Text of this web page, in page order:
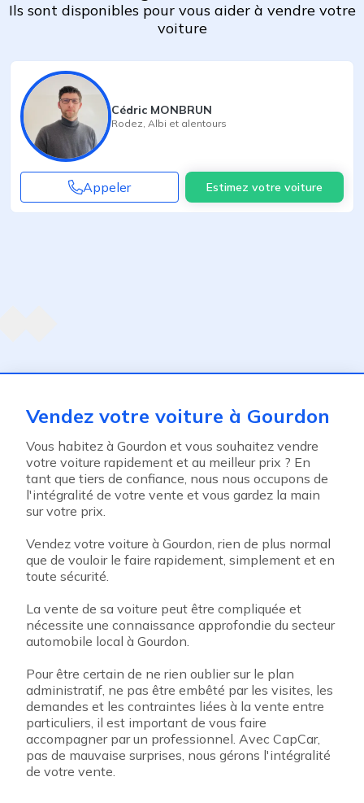
Ils sont disponibles pour vous aider à vendre votre
voiture
Cédric MONBRUN
Rodez Albi et alentours
Appeler Estimez votre voiture
Vendez votre voiture à Gourdon
Vous habitez à Gourdon et vous souhaitez vendre
votre voiture rapidement et au meilleur prix ? En
tant que tiers de confiance, nous nous occupons de
l'intégralité de votre vente et vous gardez la main
sur votre prix.
Vendez votre voiture à Gourdon, rien de plus normal
que de vouloir le faire rapidement, simplement et en
toute sécurité.
La vente de sa voiture peut être compliquée et
nécessite une connaissance approfondie du secteur
automobile local à Gourdon.
Pour être certain de ne rien oublier sur le plan
administratif, ne pas être embêté par les visites, les
demandes et les contraintes liées à la vente entre
particuliers, il est important de vous faire
accompagner par un professionnel. Avec CapCar,
pas de mauvaise surprises, nous gérons l'intégralité
de votre vente.